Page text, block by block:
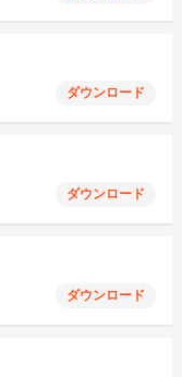
ダウンロード
ダウンロード
ダウンロード